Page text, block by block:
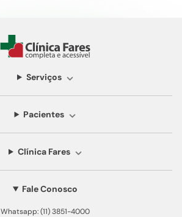
Serviços
Pacientes
Clínica Fares
Fale Conosco
Whatsapp: (11) 3851-4000